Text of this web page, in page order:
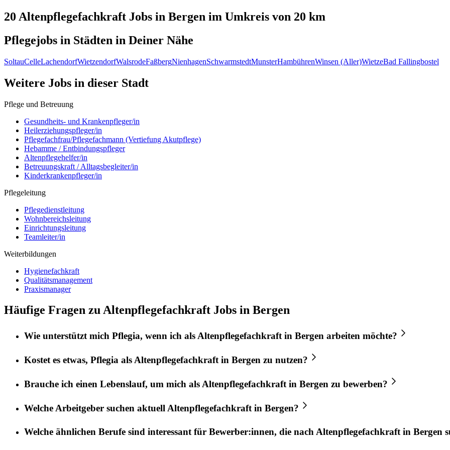
20 Altenpflegefachkraft Jobs in Bergen im Umkreis von 20 km
Pflegejobs in Städten in Deiner Nähe
SoltauCelleLachendorfWietzendorfWalsrodeFaßbergNienhagenSchwarmstedtMunsterHambührenWinsen (Aller)WietzeBad Fallingbostel
Weitere Jobs in dieser Stadt
Pflege und Betreuung
Gesundheits- und Krankenpfleger/in
Heilerziehungspfleger/in
Pflegefachfrau/Pflegefachmann (Vertiefung Akutpflege)
Hebamme / Entbindungspfleger
Altenpflegehelfer/in
Betreuungskraft / Alltagsbegleiter/in
Kinderkrankenpfleger/in
Pflegeleitung
Pflegedienstleitung
Wohnbereichsleitung
Einrichtungsleitung
Teamleiter/in
Weiterbildungen
Hygienefachkraft
Qualitätsmanagement
Praxismanager
Häufige Fragen zu Altenpflegefachkraft Jobs in Bergen
Wie unterstützt mich Pflegia, wenn ich alsAltenpflegefachkraftin Bergen arbeiten möchte?
Kostet es etwas, Pflegia als Altenpflegefachkraft in Bergen zu nutzen?
Brauche ich einen Lebenslauf, um mich als Altenpflegefachkraft in Bergen zu bewerben?
Welche Arbeitgeber suchen aktuell Altenpflegefachkraft in Bergen?
Welche ähnlichen Berufe sind interessant für Bewerber:innen, die nachAltenpflegefachkraftin Bergen